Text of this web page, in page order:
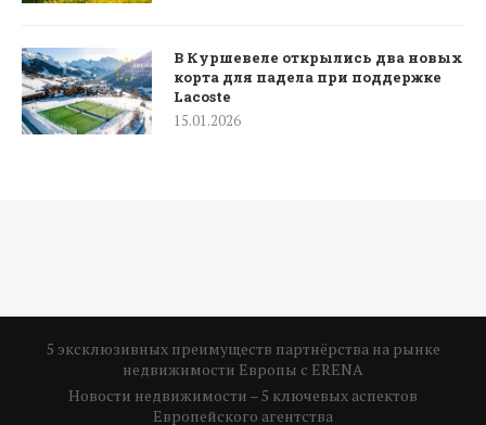
В Куршевеле открылись два новых
корта для падела при поддержке
Lacoste
15.01.2026
5 эксклюзивных преимуществ партнёрства на рынке
недвижимости Европы с ERENA
Новости недвижимости – 5 ключевых аспектов
Европейского агентства